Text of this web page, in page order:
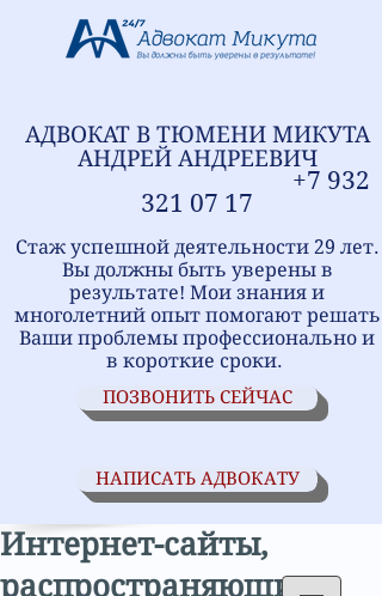
АДВОКАТ В ТЮМЕНИ МИКУТА
АНДРЕЙ АНДРЕЕВИЧ
+7 932
321 07 17
Стаж успешной деятельности 29 лет.
Вы должны быть уверены в
результате! Мои знания и
многолетний опыт помогают решать
Ваши проблемы профессионально и
в короткие сроки.
ПОЗВОНИТЬ СЕЙЧАС
НАПИСАТЬ АДВОКАТУ
Интернет-сайты,
распространяющие